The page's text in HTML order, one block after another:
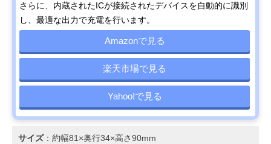
さらに、内蔵されたICが接続されたデバイスを自動的に識別
し、最適な出力で充電を行います。
Amazonで見る
楽天市場で見る
Yahoo!で見る
サイズ：約幅81×奥行34×高さ90mm